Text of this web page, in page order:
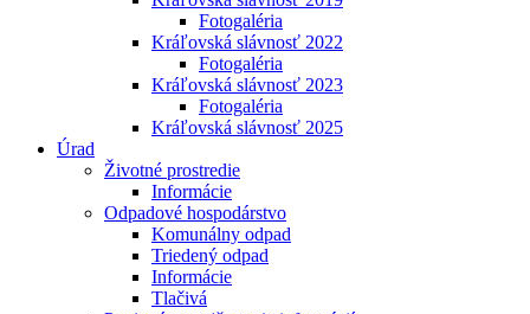
Fotogaléria
Kráľovská slávnosť 2022
Fotogaléria
Kráľovská slávnosť 2023
Fotogaléria
Kráľovská slávnosť 2025
Úrad
Životné prostredie
Informácie
Odpadové hospodárstvo
Komunálny odpad
Triedený odpad
Informácie
Tlačivá